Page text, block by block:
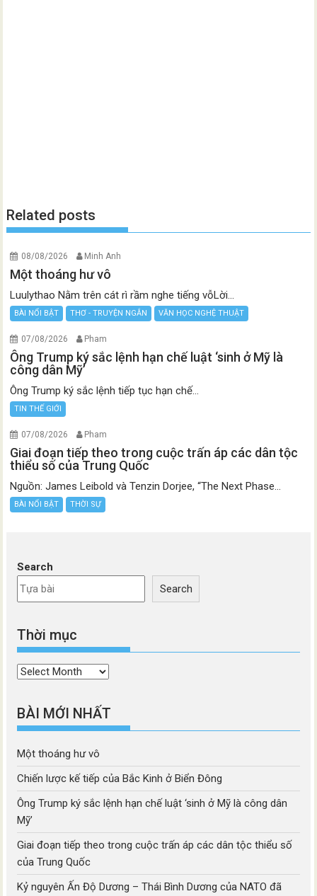
Related posts
08/08/2026 Minh Anh
Một thoáng hư vô
Luulythao Nằm trên cát rì rầm nghe tiếng vỗLời...
BÀI NỔI BẬT THƠ - TRUYỆN NGẮN VĂN HỌC NGHỆ THUẬT
07/08/2026 Pham
Ông Trump ký sắc lệnh hạn chế luật ‘sinh ở Mỹ là
công dân Mỹ’
Ông Trump ký sắc lệnh tiếp tục hạn chế...
TIN THẾ GIỚI
07/08/2026 Pham
Giai đoạn tiếp theo trong cuộc trấn áp các dân tộc
thiểu số của Trung Quốc
Nguồn: James Leibold và Tenzin Dorjee, “The Next Phase...
BÀI NỔI BẬT THỜI SỰ
Search
Search
Thời mục
Thời
BÀI MỚI NHẤT
Một thoáng hư vô
Chiến lược kế tiếp của Bắc Kinh ở Biển Đông
Ông Trump ký sắc lệnh hạn chế luật ‘sinh ở Mỹ là công dân
Mỹ’
Giai đoạn tiếp theo trong cuộc trấn áp các dân tộc thiểu số
của Trung Quốc
Kỷ nguyên Ấn Độ Dương – Thái Bình Dương của NATO đã